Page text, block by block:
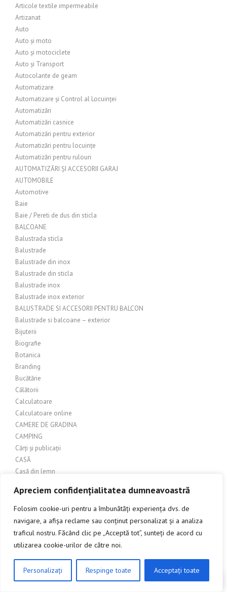
Apreciem confidențialitatea dumneavoastră
Folosim cookie-uri pentru a îmbunătăți experiența dvs. de
navigare, a afișa reclame sau conținut personalizat și a analiza
traficul nostru. Făcând clic pe „Acceptă tot”, sunteți de acord cu
utilizarea cookie-urilor de către noi.
Personalizați Respinge toate Acceptați toate
Articole textile impermeabile
Artizanat
Auto
Auto și moto
Auto și motociclete
Auto și Transport
Autocolante de geam
Automatizare
Automatizare și Control al Locuinței
Automatizări
Automatizări casnice
Automatizări pentru exterior
Automatizări pentru locuințe
Automatizări pentru rulouri
AUTOMATIZĂRI ȘI ACCESORII GARAJ
AUTOMOBILE
Automotive
Baie
Baie / Pereti de dus din sticla
BALCOANE
Balustrada sticla
Balustrade
Balustrade din inox
Balustrade din sticla
Balustrade inox
Balustrade inox exterior
BALUSTRADE SI ACCESORII PENTRU BALCON
Balustrade si balcoane – exterior
Bijuterii
Biografie
Botanica
Branding
Bucătărie
Călătorii
Calculatoare
Calculatoare online
CAMERE DE GRADINA
CAMPING
Cărți și publicații
CASĂ
Casă din lemn
CASA SI AMENAJARI
Casa si constructii
Casa si gradina
Casa si Gradina – Copertine
Casa și grădină > foișoare
CLICK AICI PENTRU A DISCUTA